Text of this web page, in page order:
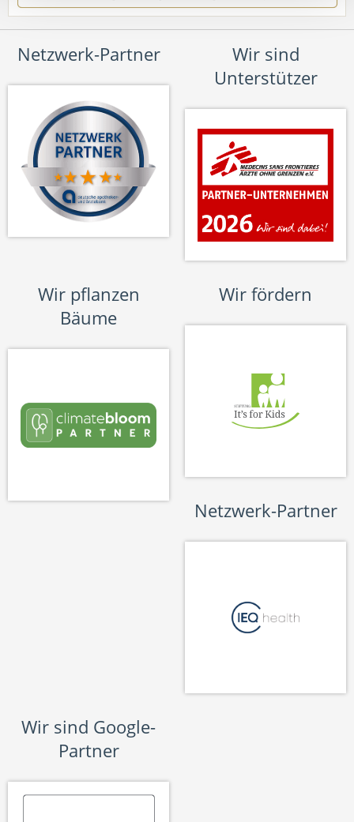
Netzwerk-Partner
Wir sind
Unterstützer
Wir pflanzen
Bäume
Wir fördern
Netzwerk-Partner
Wir sind Google-
Partner